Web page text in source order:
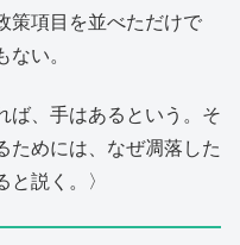
策項目を並べただけで
ない。
ば、手はあるという。そ
ためには、なぜ凋落した
説く。〉